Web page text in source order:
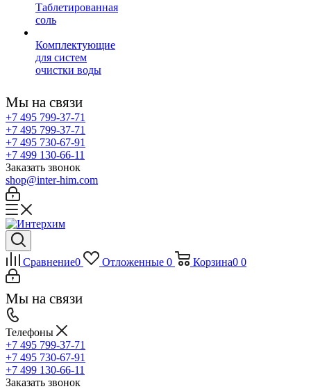
Таблетированная
соль
Комплектующие
для систем
очистки воды
Мы на связи
+7 495 799-37-71
+7 495 799-37-71
+7 495 730-67-91
+7 499 130-66-11
Заказать звонок
shop@inter-him.com
Сравнение0 Отложенные 0 Корзина0 0
Мы на связи
Телефоны
+7 495 799-37-71
+7 495 730-67-91
+7 499 130-66-11
Заказать звонок